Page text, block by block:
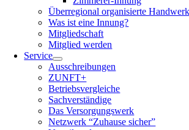
Überregional organisierte
Was ist eine Innung?
Mitgliedschaft
Mitglied werden
Service
Ausschreibungen
ZUNFT+
Betriebsvergleiche
Sachverständige
Das Versorgungswerk
Netzwerk “Zuhause sicher”